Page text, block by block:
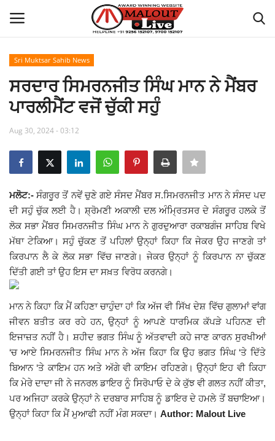
Home
How to Reach Malout
Privacy Policy
Malout News
History of Malout
Railway Time Table
Lambi
Sri Muktsar Sahib News
Punjab
Sri Muktsar Sahib News
ਸਰਦਾਰ ਸਿਮਰਨਜੀਤ ਸਿੰਘ ਮਾਨ ਨੇ ਮੈਂਬਰ
ਪਾਰਲੀਮੈਂਟ ਵਜੋਂ ਚੁੱਕੀ ਸਹੁੰ
Aug 30, 2024 - 03:12
ਮਲੋਟ:- ਸੰਗਰੂਰ ਤੋਂ ਨਵੇਂ ਚੁਣੇ ਗਏ ਸੰਸਦ ਮੈਂਬਰ ਸ.ਸਿਮਰਨਜੀਤ ਮਾਨ ਨੇ ਸੰਸਦ ਪਦ
ਦੀ ਸਹੁੰ ਚੁੱਕ ਲਈ ਹੈ। ਸ਼੍ਰੋਮਣੀ ਅਕਾਲੀ ਦਲ ਅੰਮ੍ਰਿਤਸਰ ਦੇ ਸੰਗਰੂਰ ਹਲਕੇ ਤੋਂ
ਲੋਕ ਸਭਾ ਮੈਂਬਰ ਸਿਮਰਨਜੀਤ ਸਿੰਘ ਮਾਨ ਨੇ ਗੁਰਦੁਆਰਾ ਰਕਾਬਗੰਜ ਸਾਹਿਬ ਵਿਖੇ
ਮੱਥਾ ਟੇਕਿਆ। ਸਹੁੰ ਚੁੱਕਣ ਤੋਂ ਪਹਿਲਾਂ ਉਨ੍ਹਾਂ ਕਿਹਾ ਕਿ ਜੇਕਰ ਉਹ ਜਾਣਗੇ ਤਾਂ
ਕਿਰਪਾਨ ਲੈ ਕੇ ਲੋਕ ਸਭਾ ਵਿੱਚ ਜਾਣਗੇ। ਜੇਕਰ ਉਨ੍ਹਾਂ ਨੂੰ ਕਿਰਪਾਨ ਨਾ ਚੁੱਕਣ
ਦਿੱਤੀ ਗਈ ਤਾਂ ਉਹ ਇਸ ਦਾ ਸਖ਼ਤ ਵਿਰੋਧ ਕਰਨਗੇ।
ਮਾਨ ਨੇ ਕਿਹਾ ਕਿ ਮੈਂ ਕਹਿਣਾ ਚਾਹੁੰਦਾ ਹਾਂ ਕਿ ਅੱਜ ਵੀ ਸਿੱਖ ਦੇਸ਼ ਵਿੱਚ ਗੁਲਾਮਾਂ ਵਾਂਗ
ਜੀਵਨ ਬਤੀਤ ਕਰ ਰਹੇ ਹਨ, ਉਨ੍ਹਾਂ ਨੂੰ ਆਪਣੇ ਧਾਰਮਿਕ ਕੱਪੜੇ ਪਹਿਨਣ ਦੀ
ਇਜਾਜ਼ਤ ਨਹੀਂ ਹੈ। ਸ਼ਹੀਦ ਭਗਤ ਸਿੰਘ ਨੂੰ ਅੱਤਵਾਦੀ ਕਹੇ ਜਾਣ ਕਾਰਨ ਸੁਰਖੀਆਂ
‘ਚ ਆਏ ਸਿਮਰਨਜੀਤ ਸਿੰਘ ਮਾਨ ਨੇ ਅੱਜ ਕਿਹਾ ਕਿ ਉਹ ਭਗਤ ਸਿੰਘ ‘ਤੇ ਦਿੱਤੇ
ਬਿਆਨ ‘ਤੇ ਕਾਇਮ ਹਨ ਅਤੇ ਅੱਗੇ ਵੀ ਕਾਇਮ ਰਹਿਣਗੇ। ਉਨ੍ਹਾਂ ਇਹ ਵੀ ਕਿਹਾ
ਕਿ ਮੇਰੇ ਦਾਦਾ ਜੀ ਨੇ ਜਨਰਲ ਡਾਇਰ ਨੂੰ ਸਿਰੋਪਾਓ ਦੇ ਕੇ ਕੁੱਝ ਵੀ ਗਲਤ ਨਹੀਂ ਕੀਤਾ,
ਪਰ ਅਜਿਹਾ ਕਰਕੇ ਉਨ੍ਹਾਂ ਨੇ ਦਰਬਾਰ ਸਾਹਿਬ ਨੂੰ ਡਾਇਰ ਦੇ ਹਮਲੇ ਤੋਂ ਬਚਾਇਆ।
ਉਨ੍ਹਾਂ ਕਿਹਾ ਕਿ ਮੈਂ ਮੁਆਫੀ ਨਹੀਂ ਮੰਗ ਸਕਦਾ। Author: Malout Live